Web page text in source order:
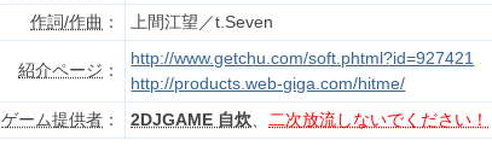
作詞/作曲 ： 上間江望／t.Seven
紹介ページ ：
http://www.getchu.com/soft.phtml?id=927421
http://products.web-giga.com/hitme/
ゲーム提供者 ： 2DJGAME 自炊 二次放流しないでください！